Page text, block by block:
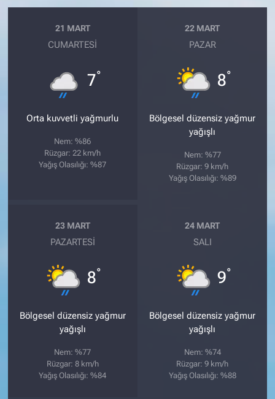
21 MART
CUMARTESI
7°
Orta kuvvetli yağmurlu
Nem: %86
Rüzgar: 22 km/h
Yağış Olasılığı: %87
22 MART
PAZAR
8°
Bölgesel düzensiz yağmur
yağışlı
Nem: %77
Rüzgar: 9 km/h
Yağış Olasılığı: %89
23 MART
PAZARTESI
8°
Bölgesel düzensiz yağmur
yağışlı
Nem: %77
Rüzgar: 8 km/h
Yağış Olasılığı: %84
24 MART
SALI
9°
Bölgesel düzensiz yağmur
yağışlı
Nem: %74
Rüzgar: 9 km/h
Yağış Olasılığı: %88